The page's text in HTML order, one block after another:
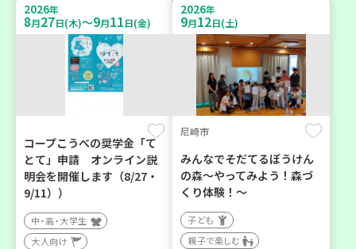
2026年
8月27日(木)～9月11日(金)
コープこうべの奨学金「て
とて」申請 オンライン説
明会を開催します（8/27・
9/11））
中・高・大学生
大人向け
2026年
9月12日(土)
尼崎市
みんなでそだてるぼうけん
の森～やってみよう！森づ
くり体験！～
子ども
親子で楽しむ